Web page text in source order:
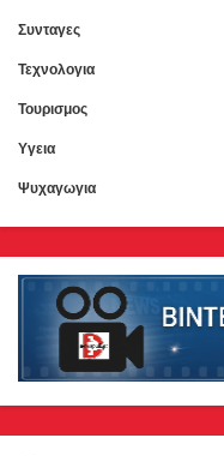
Συνταγες
Τεχνολογια
Τουρισμος
Υγεια
Ψυχαγωγια